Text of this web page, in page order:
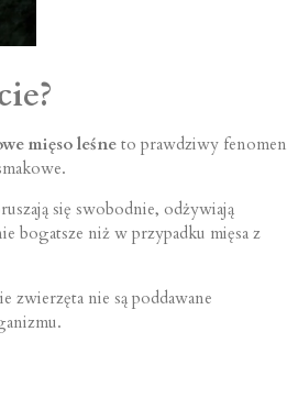
mięso leśne to prawdziwy fenomen
się swobodnie, odżywiają
bogatsze niż w przypadku mięsa z
zwierzęta nie są poddawane